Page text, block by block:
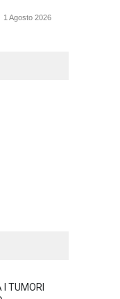
1 Agosto 2026
PAC, la
I TUMORI